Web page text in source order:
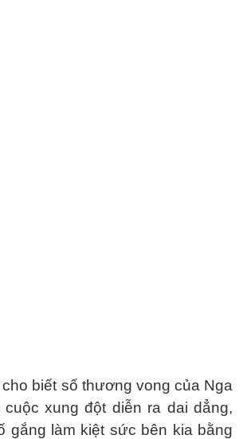
biết số thương vong của Nga
xung đột diễn ra dai dẳng,
gắng làm kiệt sức bên kia bằng